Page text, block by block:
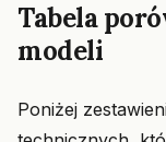
Tabela
modeli
Poniżej